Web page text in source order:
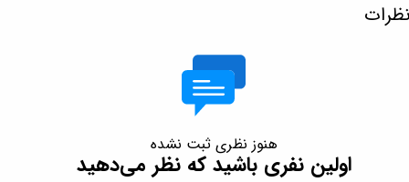
هنوز نظری ثبت نشده
اولین نفری باشید که نظر می‌دهید